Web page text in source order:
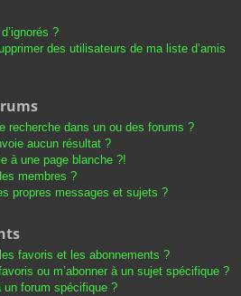
?
des utilisateurs de ma liste d’amis
recherche dans un ou des forums ?
aucun résultat ?
à une page blanche ?!
membres ?
propres messages et sujets ?
favoris et les abonnements ?
ou m’abonner à un sujet spécifique ?
un forum spécifique ?